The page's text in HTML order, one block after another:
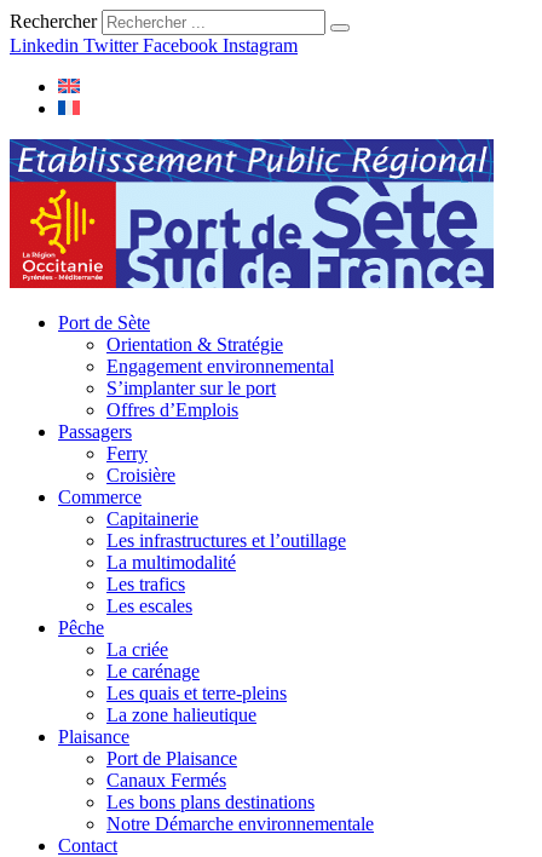
Rechercher
Linkedin Twitter Facebook Instagram
Port de Sète
Orientation & Stratégie
Engagement environnemental
S’implanter sur le port
Offres d’Emplois
Passagers
Ferry
Croisière
Commerce
Capitainerie
Les infrastructures et l’outillage
La multimodalité
Les trafics
Les escales
Pêche
La criée
Le carénage
Les quais et terre-pleins
La zone halieutique
Plaisance
Port de Plaisance
Canaux Fermés
Les bons plans destinations
Notre Démarche environnementale
Contact